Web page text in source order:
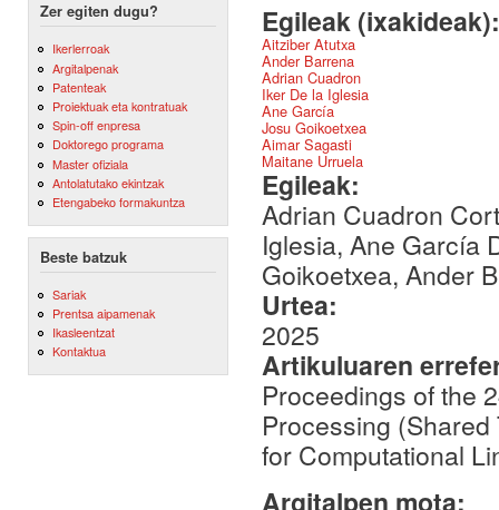
Zer egiten dugu?
Ikerlerroak
Argitalpenak
Patenteak
Proiektuak eta kontratuak
Spin-off enpresa
Doktorego programa
Master ofiziala
Antolatutako ekintzak
Etengabeko formakuntza
Beste batzuk
Sariak
Prentsa aipamenak
Ikasleentzat
Kontaktua
Egileak
Aitziber Atutxa
Ander Barrena
Adrian Cuadron
Iker De la Iglesia
Ane García
Josu Goikoetxea
Aimar Sagasti
Maitane Urruela
Egileak:
Adrian Cuadron
Iglesia, Ane García
Goikoetxea, Ander
Urtea:
2025
Artikuluaren
Proceedings of the
Processing
for Computational
Argitalpen mota: